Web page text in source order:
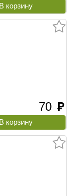
70 руб